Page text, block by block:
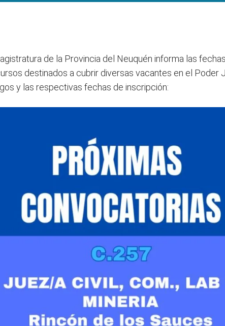
de la Provincia del Neuquén informa las
destinados a cubrir diversas vacantes en el Poder
y las respectivas fechas de inscripción: